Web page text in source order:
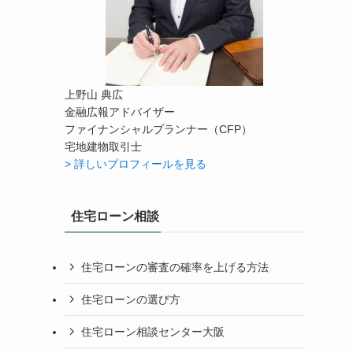
上野山 典広
金融広報アドバイザー
ファイナンシャルプランナー（CFP）
宅地建物取引士
> 詳しいプロフィールを見る
住宅ローン相談
住宅ローンの審査の確率を上げる方法
住宅ローンの選び方
住宅ローン相談センター大阪